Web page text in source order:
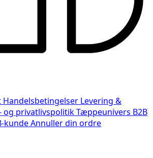
Handelsbetingelser Levering &
og privatlivspolitikTæppeunivers B2B
kundeAnnuller din ordre